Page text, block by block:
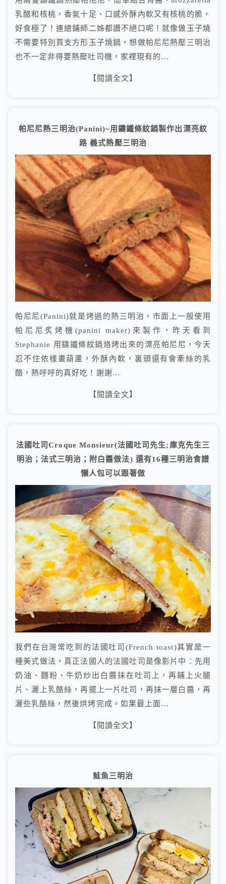
乳酪和核桃，香氣十足、口感外酥內軟又有核桃的脆，
好食極了！連總鋪師二姊都讚不絕口呢！就像做玉子燒
不需要特別買支方形玉子燒鍋，想做帕尼尼熱壓三明治
也不一定非得要熱壓吐司機，家裡現有的…
【閱讀全文】
帕尼尼熱三明治(Panini)~用鑄鐵條紋鍋製作出漂亮紋
路 義式熱壓三明治
帕尼尼(Panini)就是烤過的熱三明治，市面上一般使用
帕尼尼炙烤機(panini maker)來製作，昨天看到
Stephanie 用鑄鐵條紋鍋烙烤出來的漂亮帕尼尼，今天
忍不住依樣畫葫蘆，外酥內軟，裏頭還有會牽絲的乳
酪，熱呼呼的真好吃！謝謝…
【閱讀全文】
法國吐司Croque Monsieur(法國吐司先生;庫克先生三
明治；法式三明治；附白醬做法) 還有16種三明治食譜
懶人包可以跟著做
我們在台灣常吃到的法國吐司(French toast)其實是一
種美式做法，真正法國人的法國吐司是像影片中：先用
奶油、麵粉、牛奶炒出白醬抹在吐司上，再鋪上火腿
片、灑上乳酪絲，再擺上一片吐司，再抹一層白醬，再
灑些乳酪絲，然後烘烤完成。如果最上面…
【閱讀全文】
鮭魚三明治